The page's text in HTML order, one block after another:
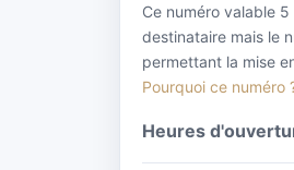
Ce numéro valable
destinataire mais le
permettant la mise
Pourquoi ce numéro
Heures